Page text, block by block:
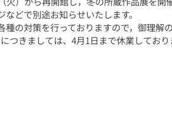
どで別途お知らせいたします。
の対策を行っておりますので，御理解
きましては、4月1日まで休業しており